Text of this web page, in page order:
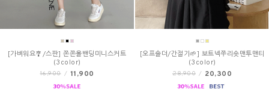
[가벼워요🎐/스판] 쫀쫀올밴딩미니스커트
(3color)
16,900 / 11,900
[오프숄더/간절기🌱] 보트넥쭈리숏맨투맨티
(3color)
28,900 / 20,300